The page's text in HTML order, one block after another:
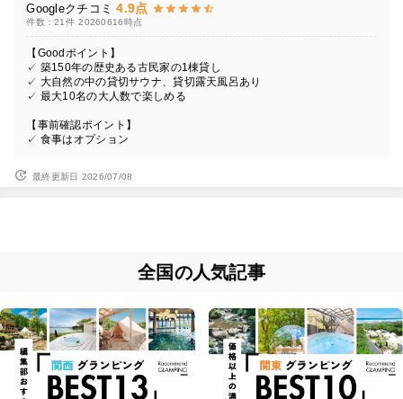
Googleクチコミ 4.9点
件数：21件 20260616時点
【Goodポイント】
✓ 築150年の歴史ある古民家の1棟貸し
✓ 大自然の中の貸切サウナ、貸切露天風呂あり
✓ 最大10名の大人数で楽しめる
【事前確認ポイント】
✓ 食事はオプション
最終更新日 2026/07/08
全国の人気記事